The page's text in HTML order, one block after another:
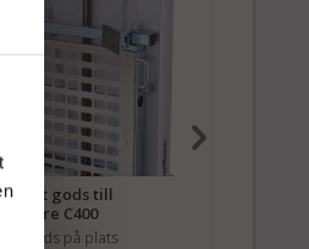
runt gods till
C400
gods på plats